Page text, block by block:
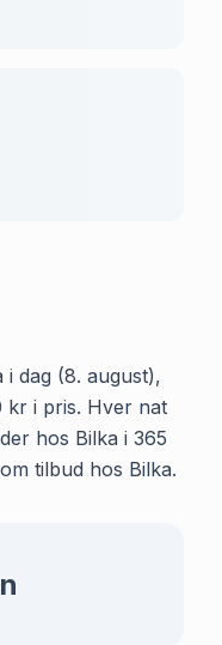
dag (8. august),
kr i pris. Hver nat
hos Bilka i 365
tilbud hos Bilka.